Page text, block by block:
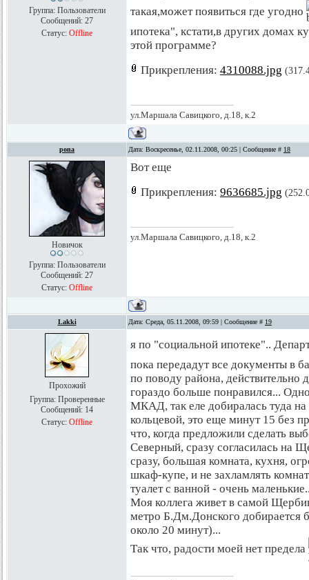
Группа: Пользователи
Сообщений: 27
Статус: Offline
такая,может появиться где угодно
ипотека", кстати,в других домах
этой программе?
Прикрепления: 4310088.jpg
ул.Маршала Савицкого, д.18, к.2
pona Дата: Воскресенье, 02.11.2008, 00:25 | Сообщение # 18
Новичок
Группа: Пользователи
Сообщений: 27
Статус: Offline
Вот еще
Прикрепления: 9636685.jpg
ул.Маршала Савицкого, д.18, к.2
Lakki Дата: Среда, 05.11.2008, 09:59 | Сообщение # 19
Прохожий
Группа: Проверенные
Сообщений: 14
Статус: Offline
я по "социальной ипотеке"..
пока передадут все документы в
по поводу района,
гораздо больше понравился...
МКАД, так еле добиралась туда
кольцевой, это еще минут 15 без
что, когда предложили сделать
Северный, сразу согласилась на
сразу, большая комната, кухня,
шкаф-купе, и не захламлять
туалет с ванной - очень
Моя коллега живет в самой
метро Б.Дм.Донского добирается
около 20 минут)...
Так что, радости моей нет предела